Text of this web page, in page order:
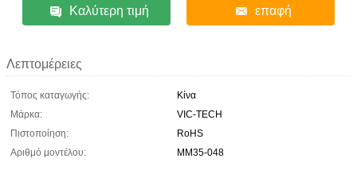
Καλύτερη τιμή επαφή
Λεπτομέρειες
Τόπος καταγωγής:
Κίνα
Μάρκα:
VIC-TECH
Πιστοποίηση:
RoHS
Αριθμό μοντέλου:
ΜΜ35-048